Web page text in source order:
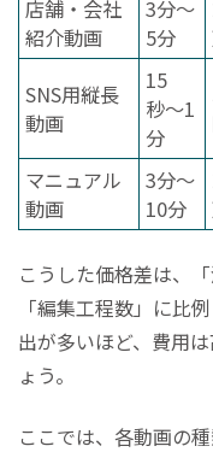
店舗・会社
紹介動画
3分〜
5分
SNS用縦長
動画
15
秒〜1
分
マニュアル
動画
3分〜
10分
こうした価格差は、
「編集工程数」に比
出が多いほど、費用
ょう。
ここでは、各動画の